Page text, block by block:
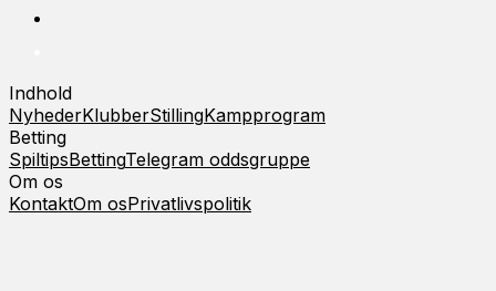
Indhold
NyhederKlubberStillingKampprogram
Betting
SpiltipsBettingTelegram oddsgruppe
Om os
KontaktOm osPrivatlivspolitik